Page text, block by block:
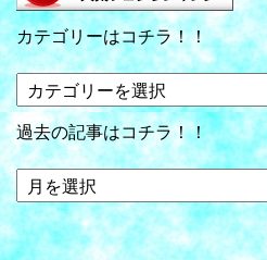
カテゴリーはコチラ！！
カ
テ
ゴ
リ
ー
は
コ
チ
過去の記事はコチラ！！
過
去
の
記